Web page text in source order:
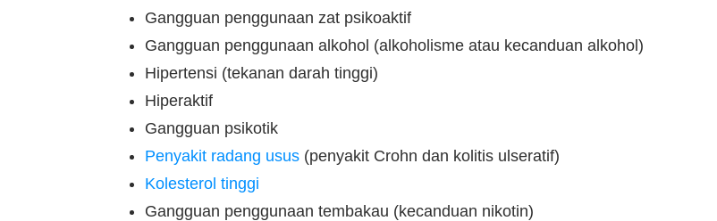
Gangguan penggunaan zat psikoaktif
Gangguan penggunaan alkohol (alkoholisme atau kecanduan alkohol)
Hipertensi (tekanan darah tinggi)
Hiperaktif
Gangguan psikotik
Penyakit radang usus (penyakit Crohn dan kolitis ulseratif)
Kolesterol tinggi
Gangguan penggunaan tembakau (kecanduan nikotin)